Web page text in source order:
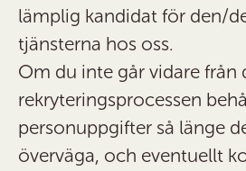
lämplig kandidat för den/
tjänsterna hos oss.
Om du inte går vidare från
rekryteringsprocessen
personuppgifter så länge
överväga, och eventuellt